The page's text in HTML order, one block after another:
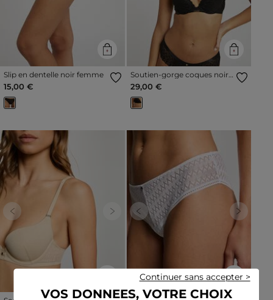
Slip en dentelle noir femme
15,00 €
Soutien-gorge coques noir
femme
29,00 €
Previous Next Previous Next
VOS DONNEES, VOTRE CHOIX
Continuer sans accepter >